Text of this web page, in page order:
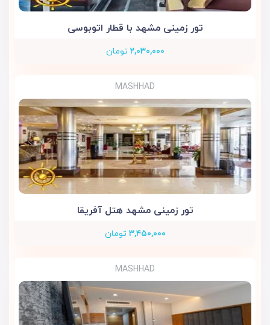
تور زمینی مشهد با قطار اتوبوسی
۲,۰۳۰,۰۰۰ تومان
MASHHAD
تور زمینی مشهد هتل آفریقا
۳,۴۵۰,۰۰۰ تومان
MASHHAD